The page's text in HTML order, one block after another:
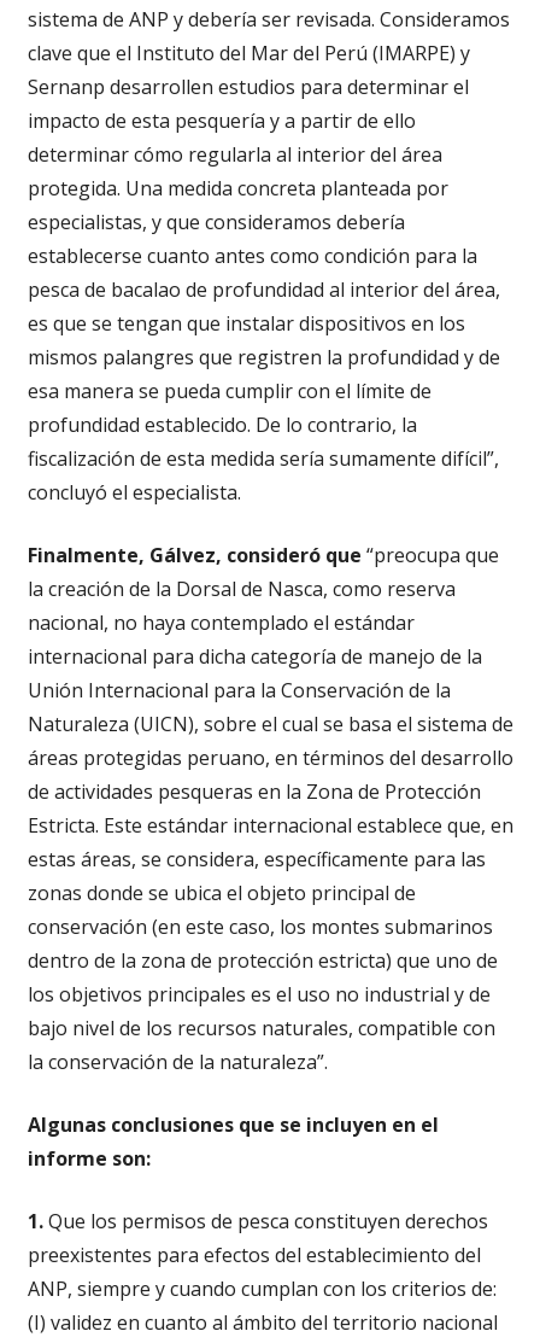
sistema de ANP y debería ser revisada. Consideramos
clave que el Instituto del Mar del Perú (IMARPE) y
Sernanp desarrollen estudios para determinar el
impacto de esta pesquería y a partir de ello
determinar cómo regularla al interior del área
protegida. Una medida concreta planteada por
especialistas, y que consideramos debería
establecerse cuanto antes como condición para la
pesca de bacalao de profundidad al interior del área,
es que se tengan que instalar dispositivos en los
mismos palangres que registren la profundidad y de
esa manera se pueda cumplir con el límite de
profundidad establecido. De lo contrario, la
fiscalización de esta medida sería sumamente difícil”,
concluyó el especialista.
Finalmente, Gálvez, consideró que “preocupa que
la creación de la Dorsal de Nasca, como reserva
nacional, no haya contemplado el estándar
internacional para dicha categoría de manejo de la
Unión Internacional para la Conservación de la
Naturaleza (UICN), sobre el cual se basa el sistema de
áreas protegidas peruano, en términos del desarrollo
de actividades pesqueras en la Zona de Protección
Estricta. Este estándar internacional establece que, en
estas áreas, se considera, específicamente para las
zonas donde se ubica el objeto principal de
conservación (en este caso, los montes submarinos
dentro de la zona de protección estricta) que uno de
los objetivos principales es el uso no industrial y de
bajo nivel de los recursos naturales, compatible con
la conservación de la naturaleza”.
Algunas conclusiones que se incluyen en el
informe son:
1.Que los permisos de pesca constituyen derechos
preexistentes para efectos del establecimiento del
ANP, siempre y cuando cumplan con los criterios de:
(I) validez en cuanto al ámbito del territorio nacional